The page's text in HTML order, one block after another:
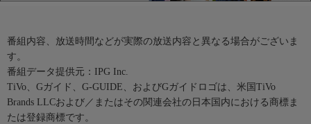
番組内容、放送時間などが実際の放送内容と異なる場合がございま
す。
番組データ提供元：IPG Inc.
TiVo、Gガイド、G-GUIDE、およびGガイドロゴは、米国TiVo
Brands LLCおよび／またはその関連会社の日本国内における商標ま
たは登録商標です。